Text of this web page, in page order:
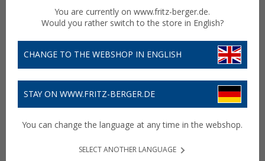
You are currently on www.fritz-berger.de.
Would you rather switch to the store in English?
CHANGE TO THE WEBSHOP IN ENGLISH
STAY ON WWW.FRITZ-BERGER.DE
You can change the language at any time in the webshop.
SELECT ANOTHER LANGUAGE